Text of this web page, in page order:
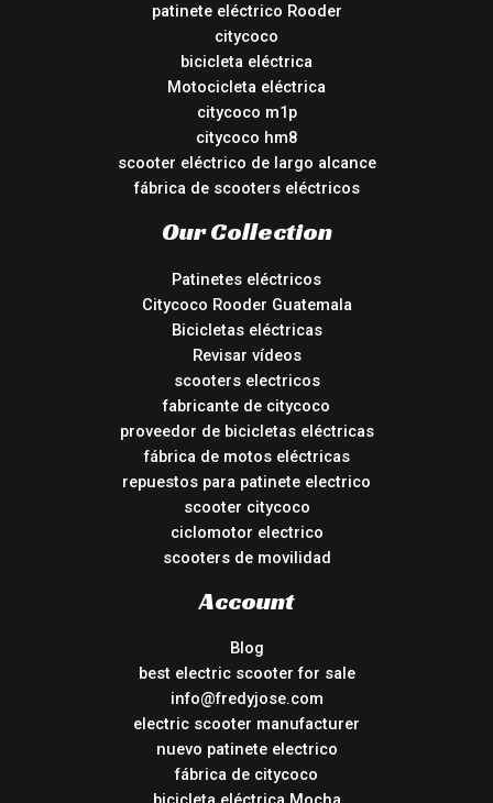
patinete eléctrico Rooder
citycoco
bicicleta eléctrica
Motocicleta eléctrica
citycoco m1p
citycoco hm8
scooter eléctrico de largo alcance
fábrica de scooters eléctricos
Our Collection
Patinetes eléctricos
Citycoco Rooder Guatemala
Bicicletas eléctricas
Revisar vídeos
scooters electricos
fabricante de citycoco
proveedor de bicicletas eléctricas
fábrica de motos eléctricas
repuestos para patinete electrico
scooter citycoco
ciclomotor electrico
scooters de movilidad
Account
Blog
best electric scooter for sale
info@fredyjose.com
electric scooter manufacturer
nuevo patinete electrico
fábrica de citycoco